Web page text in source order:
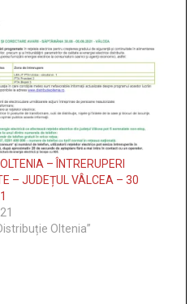
– ÎNTRERUPERI
– JUDEȚUL VÂLCEA – 30
Oltenia”